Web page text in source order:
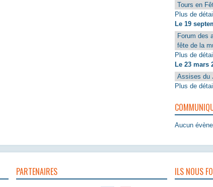
Tours en
Plus de
Le 19
Forum des
fête de la
Plus de
Le 23 mars
Assises du
Plus de
Aucun
PARTENAIRES ILS NOUS